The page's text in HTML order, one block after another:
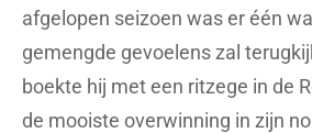
afgelopen seizoen was er één
gemengde gevoelens zal
boekte hij met een ritzege in de
de mooiste overwinning in zijn